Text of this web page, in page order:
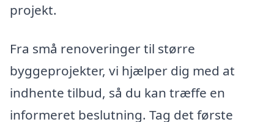
projekt.
Fra små renoveringer til større
byggeprojekter, vi hjælper dig med at
indhente tilbud, så du kan træffe en
informeret beslutning. Tag det første